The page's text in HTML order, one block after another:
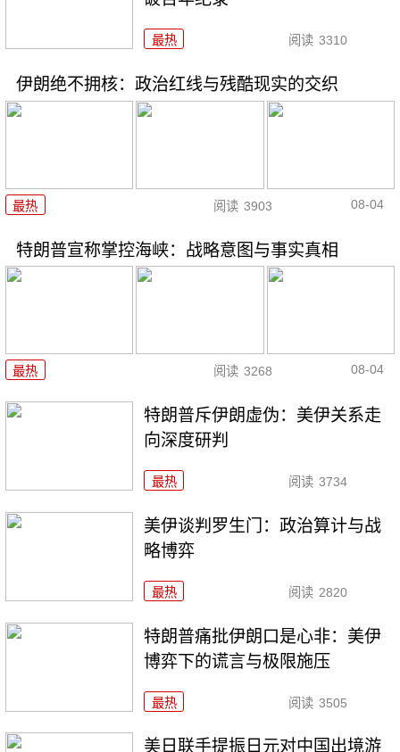
最热 阅读 3310
伊朗绝不拥核：政治红线与残酷现实的交织
最热 阅读 3903 08-04
特朗普宣称掌控海峡：战略意图与事实真相
最热 阅读 3268 08-04
特朗普斥伊朗虚伪：美伊关系走
向深度研判
最热 阅读 3734
美伊谈判罗生门：政治算计与战
略博弈
最热 阅读 2820
特朗普痛批伊朗口是心非：美伊
博弈下的谎言与极限施压
最热 阅读 3505
美日联手提振日元对中国出境游